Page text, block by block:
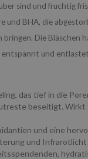
sind und fruchtig
und BHA, die
bringen. Die Bläschen
entspannt und
das tief in die
beseitigt. Wirkt
und eine
und